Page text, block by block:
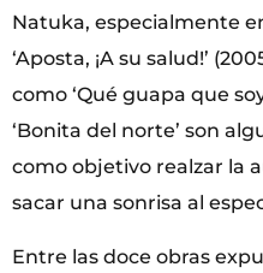
Natuka, especialmente en
‘Aposta, ¡A su salud!’
como ‘Qué guapa que
‘Bonita del norte’ son
como objetivo realzar la
sacar una sonrisa al
Entre las doce obras